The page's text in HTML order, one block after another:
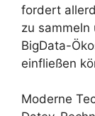
fordert
zu
BigData-
einfließen
Moderne